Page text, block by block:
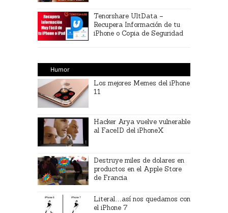
Tenorshare UltData –
Recupera Información de tu
iPhone o Copia de Seguridad
Humor
Los mejores Memes del iPhone
11
Hacker Arya vuelve vulnerable
al FaceID del iPhoneX
Destruye miles de dolares en
productos en el Apple Store
de Francia
Literal…así nos quedamos con
el iPhone 7